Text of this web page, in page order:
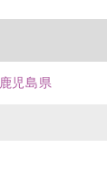
鹿児島県